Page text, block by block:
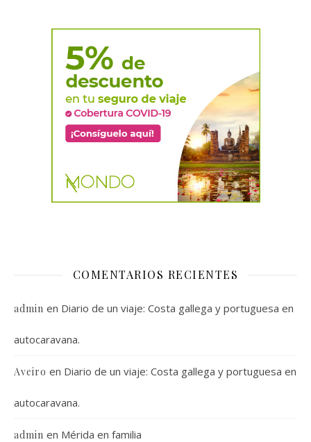
COMENTARIOS RECIENTES
admin en Diario de un viaje: Costa gallega y portuguesa en
autocaravana.
Aveiro en Diario de un viaje: Costa gallega y portuguesa en
autocaravana.
admin en Mérida en familia